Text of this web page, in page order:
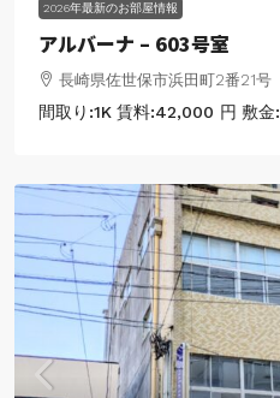
2026年最新のお部屋情報
アルバーナ – 603号室
長崎県佐世保市浜田町2番21号
間取り:1K 賃料:42,000 円 敷金: